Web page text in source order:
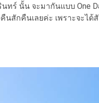
นทร์ นั้น จะมากันแบบ One
นสักคืนเลยค่ะ เพราะจะได้